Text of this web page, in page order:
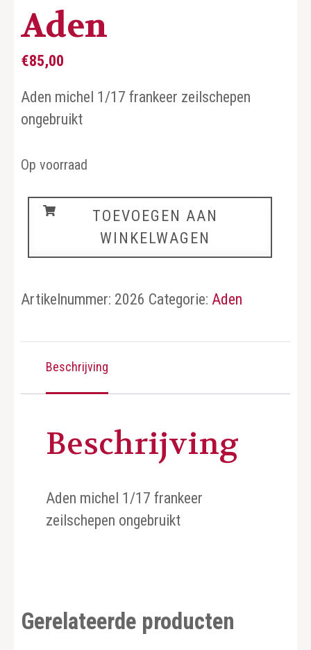
Aden
€85,00
Aden michel 1/17 frankeer zeilschepen
ongebruikt
Op voorraad
Aden
TOEVOEGEN AAN
WINKELWAGEN
Artikelnummer: 2026 Categorie: Aden
Beschrijving
Beschrijving
Aden michel 1/17 frankeer
zeilschepen ongebruikt
Gerelateerde producten